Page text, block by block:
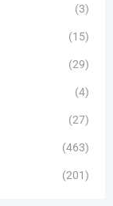
(3)
(15)
(29)
(4)
(27)
(463)
(201)